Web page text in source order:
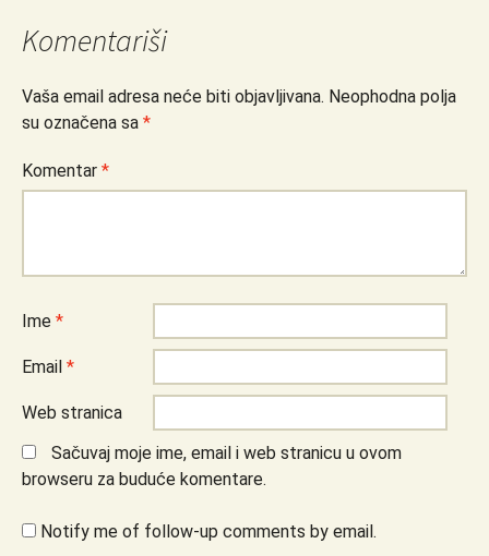
Komentariši
Vaša email adresa neće biti objavljivana. Neophodna polja
su označena sa *
Komentar *
Ime *
Email *
Web stranica
Sačuvaj moje ime, email i web stranicu u ovom
browseru za buduće komentare.
Notify me of follow-up comments by email.